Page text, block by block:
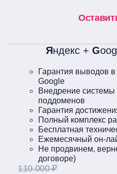
Яндекс + G
Гарантия выводов
Google
Внедрение системы
поддоменов
Гарантия
Полный комплекс
Бесплатная
Ежемесячный он-
Не продвинем,
договоре)
110.000 ₽